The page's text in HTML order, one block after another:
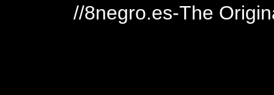
//8negro.es-The